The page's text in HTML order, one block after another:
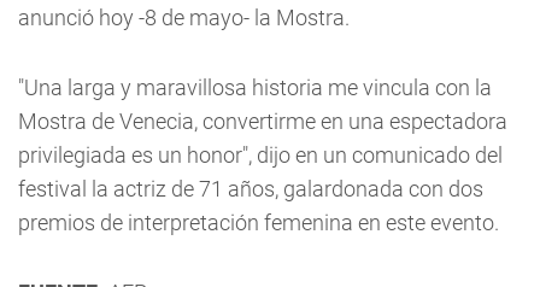
anunció hoy -8 de mayo- la Mostra.
"Una larga y maravillosa historia me vincula con la
Mostra de Venecia, convertirme en una espectadora
privilegiada es un honor", dijo en un comunicado del
festival la actriz de 71 años, galardonada con dos
premios de interpretación femenina en este evento.